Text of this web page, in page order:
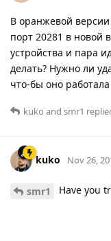
В оранжевой
порт 20281 в новой
устройства и пара
делать? Нужно ли
что-бы оно
kuko and smr1
kuko Nov 26,
smr1 Have you